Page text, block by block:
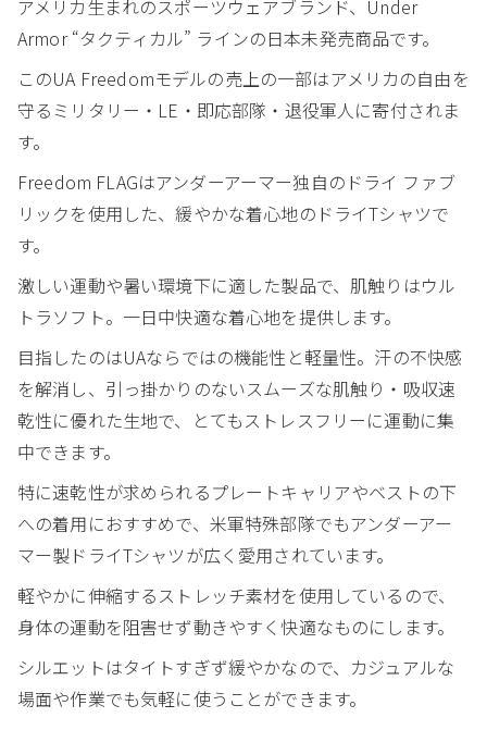
アメリカ生まれのスポーツウェアブランド、Under
Armor “タクティカル” ラインの日本未発売商品です。
このUA Freedomモデルの売上の一部はアメリカの自由を
守るミリタリー・LE・即応部隊・退役軍人に寄付されま
す。
Freedom FLAGはアンダーアーマー独自のドライ ファブ
リックを使用した、緩やかな着心地のドライTシャツで
す。
激しい運動や暑い環境下に適した製品で、肌触りはウル
トラソフト。一日中快適な着心地を提供します。
目指したのはUAならではの機能性と軽量性。汗の不快感
を解消し、引っ掛かりのないスムーズな肌触り・吸収速
乾性に優れた生地で、とてもストレスフリーに運動に集
中できます。
特に速乾性が求められるプレートキャリアやベストの下
への着用におすすめで、米軍特殊部隊でもアンダーアー
マー製ドライTシャツが広く愛用されています。
軽やかに伸縮するストレッチ素材を使用しているので、
身体の運動を阻害せず動きやすく快適なものにします。
シルエットはタイトすぎず緩やかなので、カジュアルな
場面や作業でも気軽に使うことができます。